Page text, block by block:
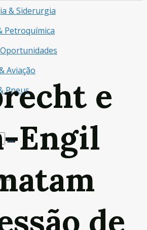
& Siderurgia
Petroquímica
Aviação
Pneus
e
Engil
de